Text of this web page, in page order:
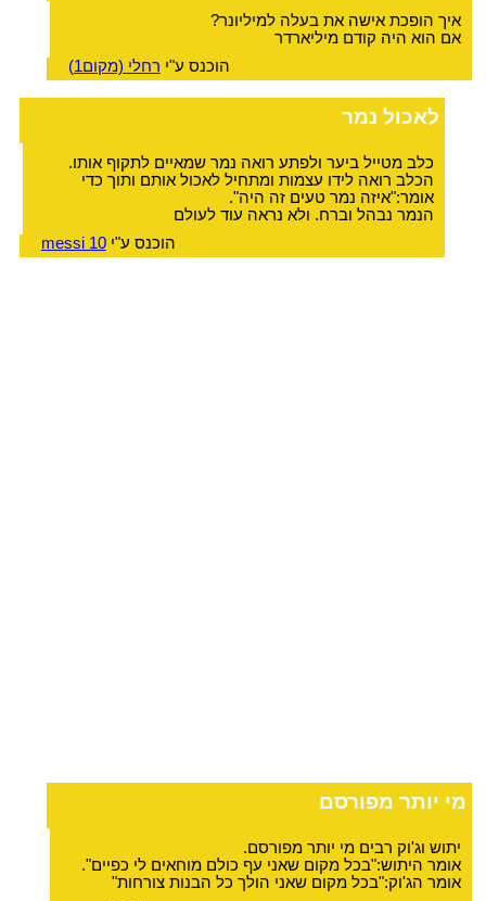
איך הופכת אישה את בעלה למיליונר?
אם הוא היה קודם מיליארדר
הוכנס ע"י רחלי (מקום1)
לאכול נמר
כלב מטייל ביער ולפתע רואה נמר שמאיים לתקוף אותו.
הכלב רואה לידו עצמות ומתחיל לאכול אותם ותוך כדי
אומר:"איזה נמר טעים זה היה".
הנמר נבהל וברח. ולא נראה עוד לעולם
הוכנס ע"יmessi 10
מי יותר מפורסם
יתוש וג'וק רבים מי יותר מפורסם.
אומר היתוש:"בכל מקום שאני עף כולם מוחאים לי כפיים".
אומר הג'וק:"בכל מקום שאני הולך כל הבנות צורחות"